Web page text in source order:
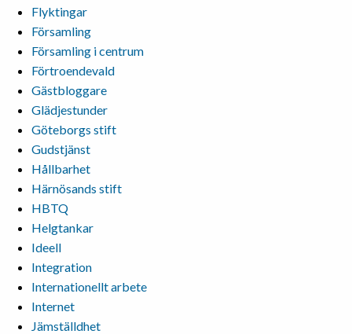
Flyktingar
Församling
Församling i centrum
Förtroendevald
Gästbloggare
Glädjestunder
Göteborgs stift
Gudstjänst
Hållbarhet
Härnösands stift
HBTQ
Helgtankar
Ideell
Integration
Internationellt arbete
Internet
Jämställdhet